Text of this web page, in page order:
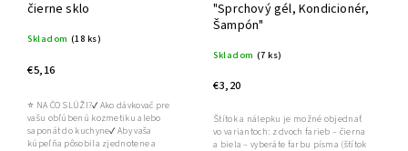
čierne sklo
Skladom (18 ks)
€5,16
⭐ NA ČO SLÚŽI?✔ Ako dávkovač pre
vašu obľúbenú kozmetiku alebo
saponát do kuchyne✔ Aby vaša
kúpeľňa pôsobila zjednotene a
"Sprchový gél, Kondicionér,
Šampón"
Skladom (7 ks)
€3,20
Štítok a nálepku je možné objednať
vo variantoch: z dvoch farieb – čierna
a biela – vyberáte farbu písma (štítok